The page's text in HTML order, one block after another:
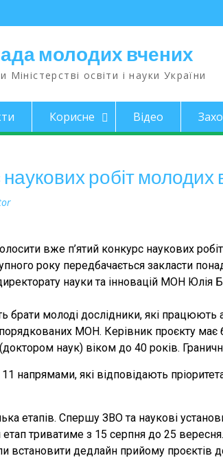
молодих вчених
Міністерстві освіти і науки України
Корисне Відео
наукових робіт молодих
вже п’ятий конкурс наукових
року передбачається закласти
науки та інновацій МОН Юлія
брати молоді дослідники, які працюють
МОН. Керівник проєкту
наук) віком до 40 років.
напрямами, які відповідають
етапів. Спершу ЗВО та наукові
триватиме з 15 серпня до 25 вересня.
встановити дедлайн прийому проєктів